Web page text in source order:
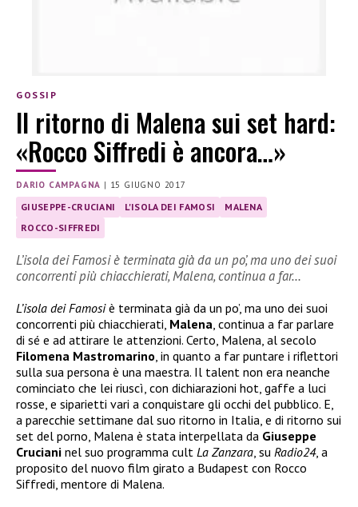
GOSSIP
Il ritorno di Malena sui set hard:
«Rocco Siffredi è ancora…»
DARIO CAMPAGNA | 15 GIUGNO 2017
GIUSEPPE-CRUCIANI L'ISOLA DEI FAMOSI
MALENA
ROCCO-SIFFREDI
L’isola dei Famosi è terminata già da un po’, ma uno dei suoi
concorrenti più chiacchierati, Malena, continua a far…
L’isola dei Famosiè terminata già da un po’, ma uno dei suoi
concorrenti più chiacchierati, Malena, continua a far parlare
di sé e ad attirare le attenzioni. Certo, Malena, al secolo
Filomena Mastromarino, in quanto a far puntare i riflettori
sulla sua persona è una maestra. Il talent non era neanche
cominciato che lei riuscì, con dichiarazioni hot, gaffe a luci
rosse, e siparietti vari a conquistare gli occhi del pubblico. E,
a parecchie settimane dal suo ritorno in Italia, e di ritorno sui
set del porno, Malena è stata interpellata da Giuseppe
Cruciani nel suo programma cult La Zanzara, su Radio24, a
proposito del nuovo film girato a Budapest con Rocco
Siffredi, mentore di Malena.